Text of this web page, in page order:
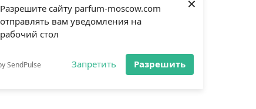
Разрешите сайту parfum-moscow.com
отправлять вам уведомления на
рабочий стол
Запретить Разрешить
×